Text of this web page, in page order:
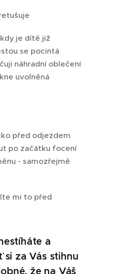
je dítě již
se pocintá
náhradní oblečení
uvolněná
před odjezdem
po začátku focení
- samozřejmě
mi to před
a
za Vás stihnu
že na Váš